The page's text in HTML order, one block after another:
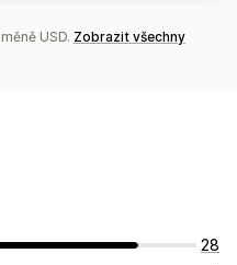
zásob
USD. Zobrazit všechny
28